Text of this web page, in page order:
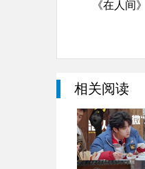
《在人间
相关阅读